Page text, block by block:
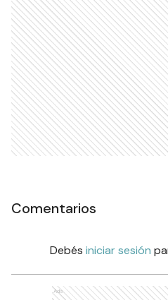
Comentarios
Debés iniciar sesión
Ads